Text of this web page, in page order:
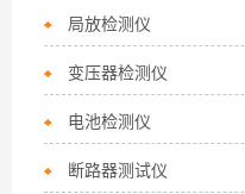
局放检测仪
变压器检测仪
电池检测仪
断路器测试仪